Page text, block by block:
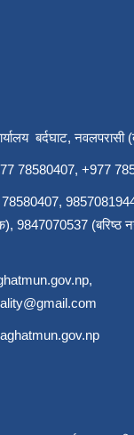
बर्दघाट, नवलपरासी
78580407, +977
9847070537 (बरिष्ठ
,